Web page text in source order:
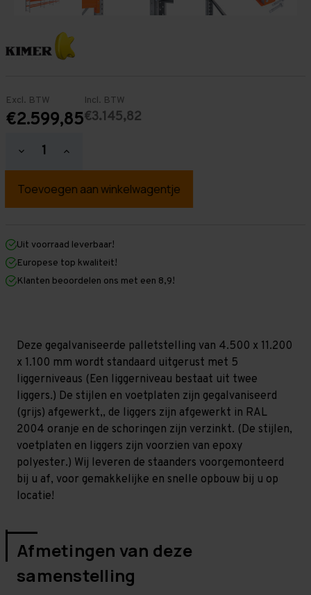
Excl. BTW
€2.599,85
Incl. BTW
€3.145,82
Hoeveelheid
verlagen
Palletstelling
mm
mm
x
1.100
mm
-
Standaard
-
T100
Hoeveelheid
verhogen
Palletstelling
mm
mm
1.100
mm
-
Standaard
-
T100
Uit voorraad leverbaar!
Europese top kwaliteit!
Klanten beoordelen ons met een 8,9!
Deze gegalvaniseerde palletstelling van 4.500 x 11.200
x 1.100 mm wordt standaard uitgerust met 5
liggerniveaus (Een liggerniveau bestaat uit twee
liggers.) De stijlen en voetplaten zijn gegalvaniseerd
(grijs) afgewerkt,, de liggers zijn afgewerkt in RAL
2004 oranje en de schoringen zijn verzinkt. (De stijlen,
voetplaten en liggers zijn voorzien van epoxy
polyester.) Wij leveren de staanders voorgemonteerd
bij u af, voor gemakkelijke en snelle opbouw bij u op
locatie!
Afmetingen van deze
samenstelling